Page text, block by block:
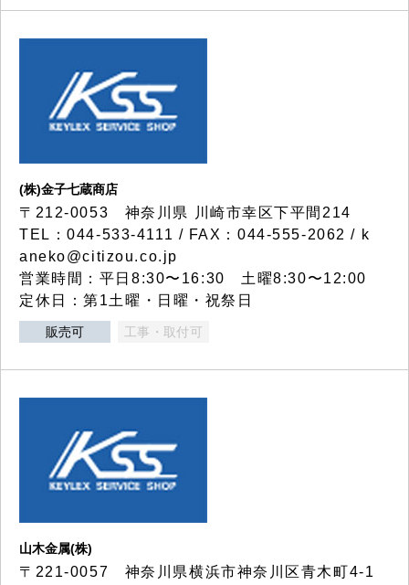
(株)金子七蔵商店
〒212-0053 神奈川県 川崎市幸区下平間214
TEL：044-533-4111 / FAX：044-555-2062 / k
aneko@citizou.co.jp
営業時間：平日8:30〜16:30 土曜8:30〜12:00
定休日：第1土曜・日曜・祝祭日
販売可 工事・取付可
山木金属(株)
〒221-0057 神奈川県横浜市神奈川区青木町4-1